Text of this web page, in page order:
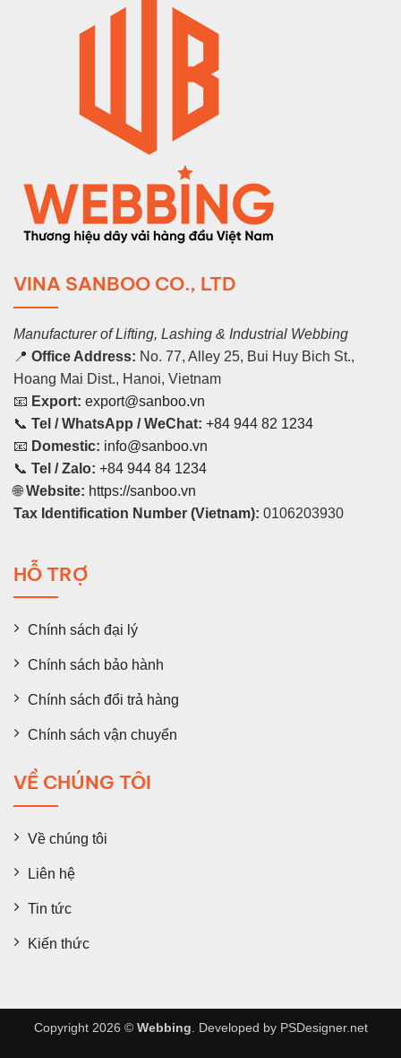
VINA SANBOO CO., LTD
Manufacturer of Lifting, Lashing & Industrial Webbing
📍 Office Address: No. 77, Alley 25, Bui Huy Bich St.,
Hoang Mai Dist., Hanoi, Vietnam
📧 Export: export@sanboo.vn
📞 Tel / WhatsApp / WeChat: +84 944 82 1234
📧 Domestic: info@sanboo.vn
📞 Tel / Zalo: +84 944 84 1234
🌐Website: https://sanboo.vn
Tax Identification Number (Vietnam): 0106203930
HỖ TRỢ
Chính sách đại lý
Chính sách bảo hành
Chính sách đổi trả hàng
Chính sách vận chuyển
VỀ CHÚNG TÔI
Về chúng tôi
Liên hệ
Tin tức
Kiến thức
Copyright 2026 © Webbing . Developed by PSDesigner.net